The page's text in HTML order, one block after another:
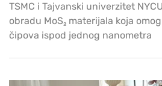
TSMC i Tajvanski univerzitet
obradu MoS₂ materijala koja
čipova ispod jednog nanometra